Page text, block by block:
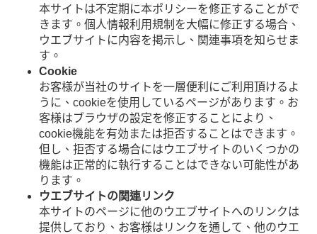
本サイトは不定期に本ポリシーを修正することがで
きます。個人情報利用規制を大幅に修正する場合、
ウエブサイトに内容を掲示し、関連事項を知らせま
す。
Cookie
お客様が当社のサイトを一層便利にご利用頂けるよ
うに、cookieを使用しているページがあります。お
客様はブラウザの設定を修正することにより、
cookie機能を有効または拒否することはできます。
但し、拒否する場合にはウエブサイトのいくつかの
機能は正常的に執行することはできない可能性があ
ります。
ウエブサイトの関連リンク
本サイトのページに他のウエブサイトへのリンクは
提供しており、お客様はリンクを通して、他のウエ